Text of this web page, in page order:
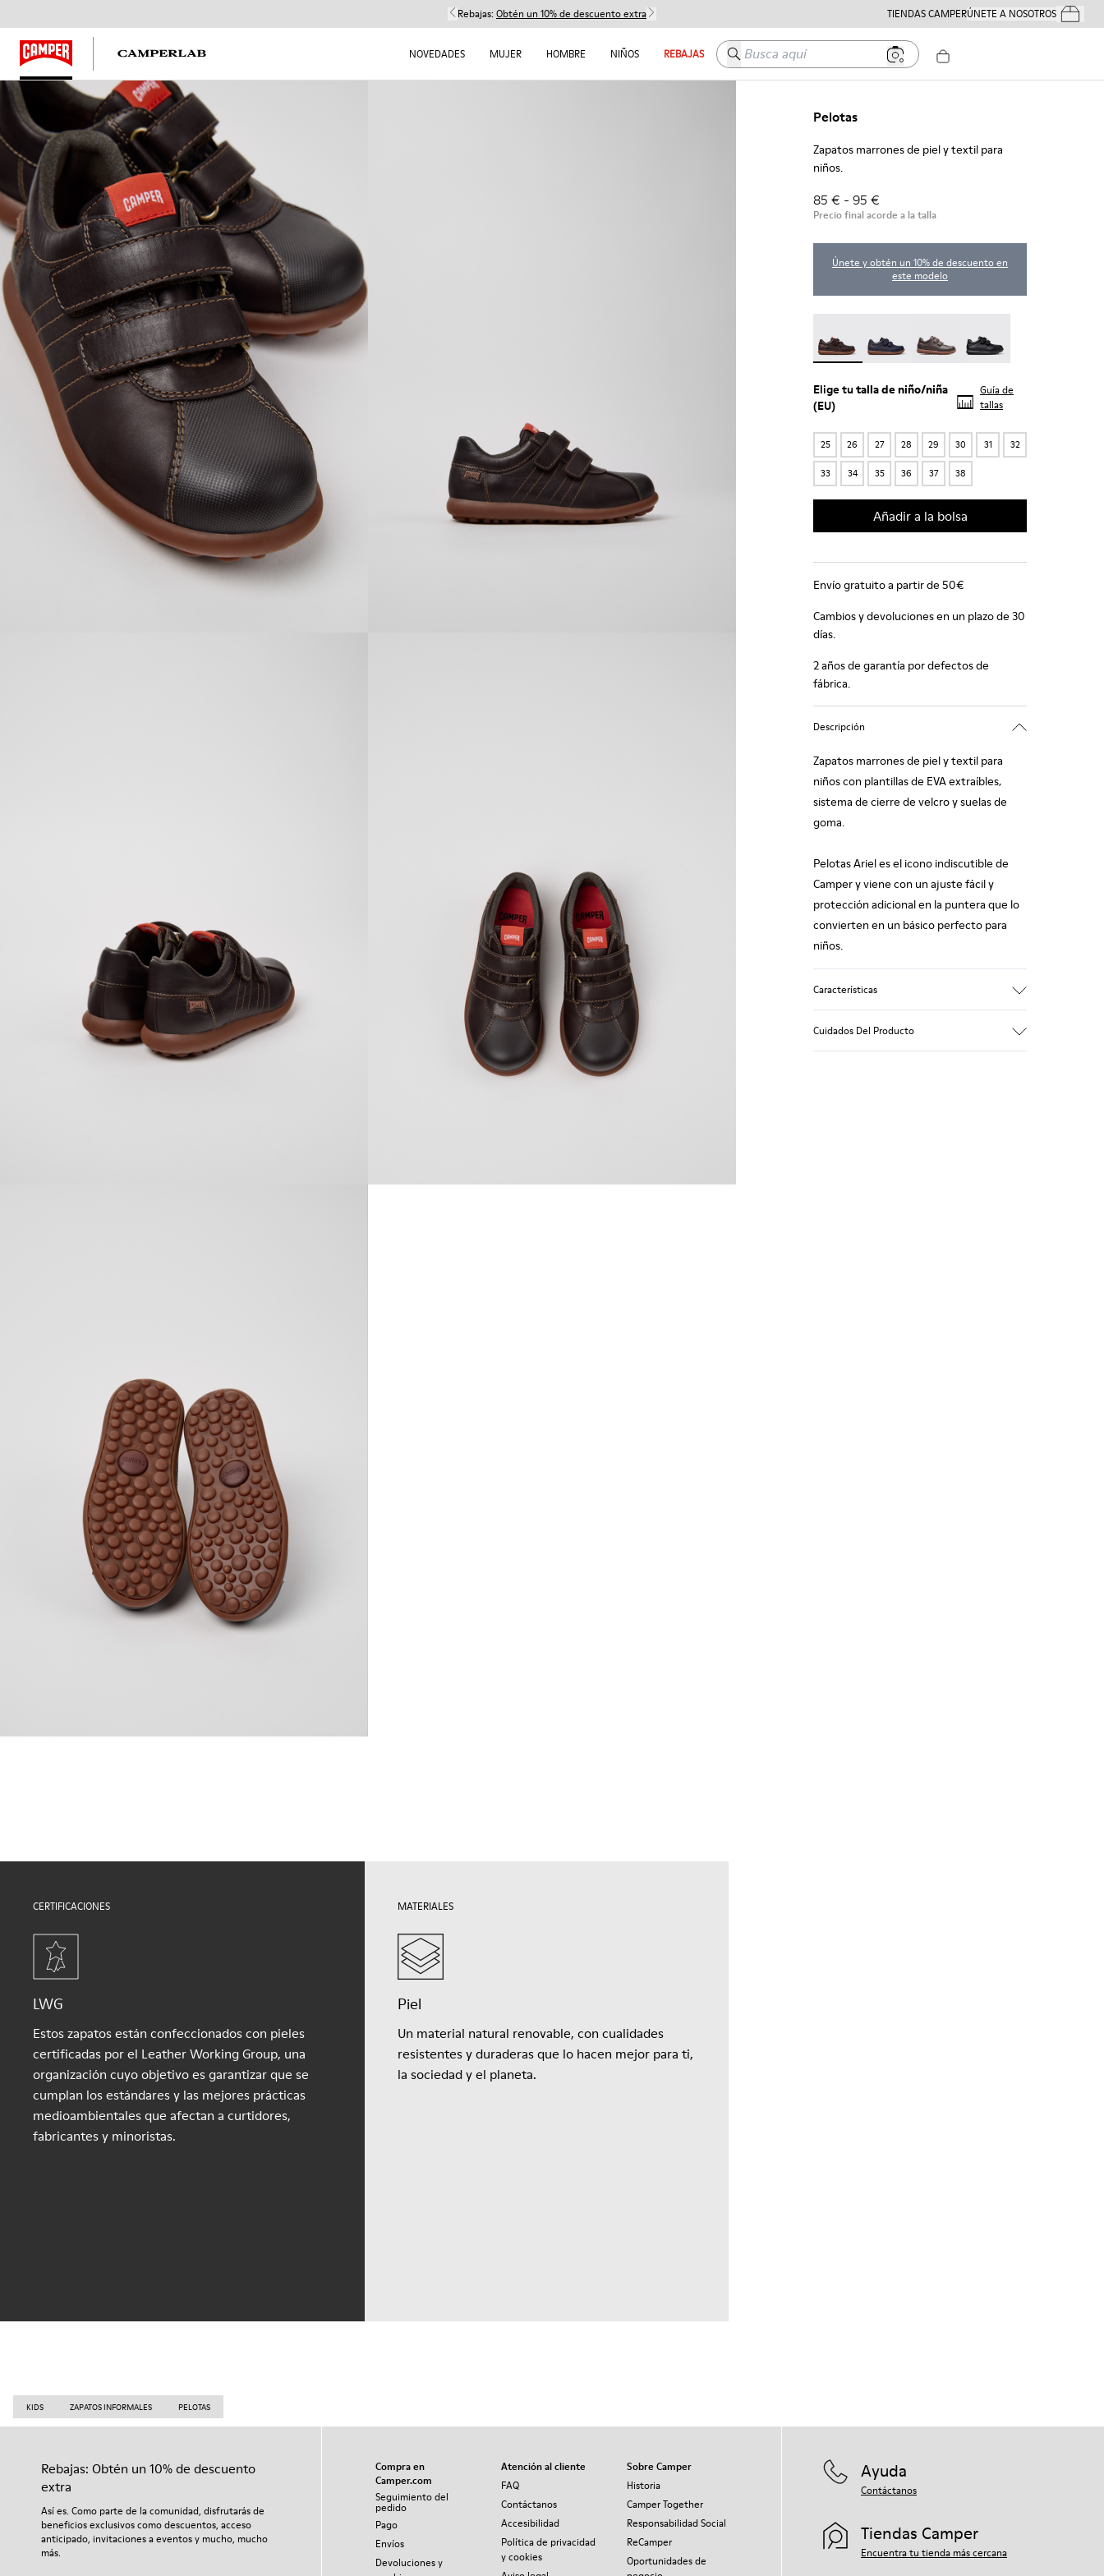
Rebajas: Obtén un 10% de descuento extra TIENDAS CAMPERÚNETE A NOSOTROSTus
NOVEDADES MUJER HOMBRE NIÑOS REBAJAS Busca aquí
Pelotas
Zapatos marrones de piel y textil para
niños.
85 € - 95 €
Precio final acorde a la talla
Únete y obtén un 10% de descuento en
este modelo
Elige tutalla de niño/niña
(EU)
Guía de
tallas
25 26 27 28 29 30 31 32
33 34 35 36 37 38
Añadir a la bolsa
Envío gratuito a partir de 50€
Cambios y devoluciones en un plazo de 30
días.
2 años de garantía por defectos de
fábrica.
Descripción
Zapatos marrones de piel y textil para
niños con plantillas de EVA extraíbles,
sistema de cierre de velcro y suelas de
goma.
Pelotas Ariel es el icono indiscutible de
Camper y viene con un ajuste fácil y
protección adicional en la puntera que lo
convierten en un básico perfecto para
niños.
Características
89.9% Piel vacuna, 6.06% PU, 4.04% Nylon
Cuidados Del Producto
CERTIFICACIONES
LWG
Estos zapatos están confeccionados con pieles
certificadas por el Leather Working Group, una
organización cuyo objetivo es garantizar que se
cumplan los estándares y las mejores prácticas
medioambientales que afectan a curtidores,
fabricantes y minoristas.
MATERIALES
Piel
Un material natural renovable, con cualidades
resistentes y duraderas que lo hacen mejor para ti,
la sociedad y el planeta.
KIDS ZAPATOS INFORMALES PELOTAS
Rebajas: Obtén un 10% de descuento
extra
Así es. Como parte de la comunidad, disfrutarás de
beneficios exclusivos como descuentos, acceso
anticipado, invitaciones a eventos y mucho, mucho
más.
Compra en
Camper.com
Seguimiento del
pedido
Pago
Envíos
Devoluciones y
Atención al cliente
FAQ
Contáctanos
Accesibilidad
Política de privacidad
y cookies
Sobre Camper
Historia
Camper Together
Responsabilidad Social
ReCamper
Oportunidades de
Ayuda
Contáctanos
Tiendas Camper
Encuentra tu tienda más cercana